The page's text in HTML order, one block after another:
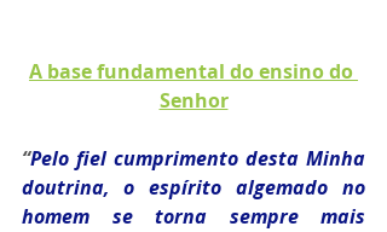
A base fundamental do ensino do
Senhor
“Pelo fiel cumprimento desta Minha
doutrina, o espírito algemado no
homem se torna sempre mais